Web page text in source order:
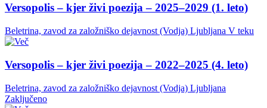
Versopolis – kjer živi poezija – 2025–2029 (1. leto)
Beletrina, zavod za založniško dejavnost (Vodja) Ljubljana V teku
Versopolis – kjer živi poezija – 2022–2025 (4. leto)
Beletrina, zavod za založniško dejavnost (Vodja) Ljubljana
Zaključeno